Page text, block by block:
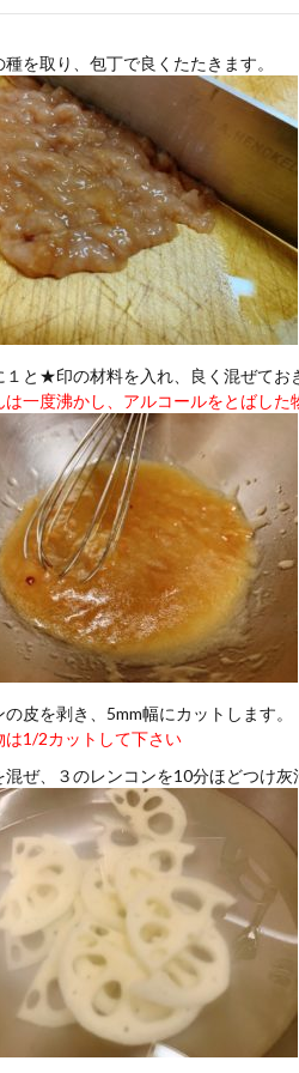
を取り、包丁で良くたたきます。
１と★印の材料を入れ、良く混ぜてお
一度沸かし、アルコールをとばした
の皮を剥き、5mm幅にカットします。
1/2カットして下さい
混ぜ、３のレンコンを10分ほどつけ灰